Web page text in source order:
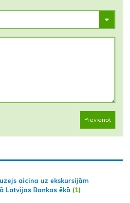
Pievienot
aicina uz ekskursijām
Latvijas Bankas ēkā (1)